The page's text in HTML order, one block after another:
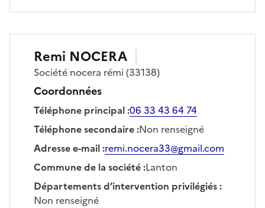
Remi NOCERA
Société nocera rémi (33138)
Coordonnées
Téléphone principal:06 33 43 64 74
Téléphone secondaire:Non renseigné
Adresse e-mail:remi.nocera33@gmail.com
Commune de la société:Lanton
Départements d’intervention privilégiés:
Non renseigné